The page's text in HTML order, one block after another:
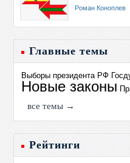
Роман Коноплев
Главные темы
Выборы президента РФ
Новые законы
все темы →
Рейтинги